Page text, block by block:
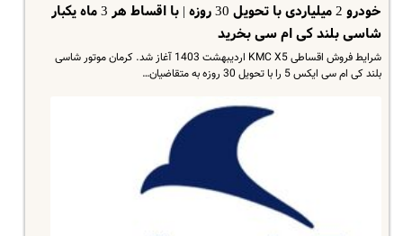
خودرو 2 میلیاردی با تحویل 30 روزه | با اقساط هر 3 ماه یکبار
شاسی بلند کی ام سی بخرید
شرایط فروش اقساطی KMC X5 اردیبهشت 1403 آغاز شد. کرمان موتور شاسی
بلند کی ام سی ایکس 5 را با تحویل 30 روزه به متقاضیان…